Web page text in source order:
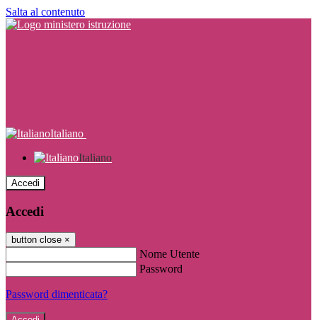
Salta al contenuto
Italiano
Italiano
Accedi
Accedi
button close ×
Nome Utente
Password
Password dimenticata?